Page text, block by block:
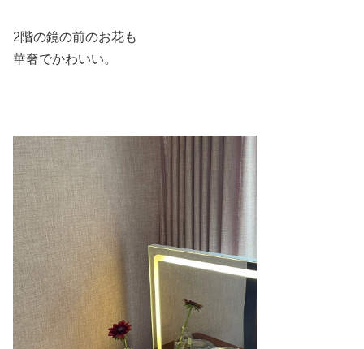
2階の鏡の前のお花も
華奢でかわいい。